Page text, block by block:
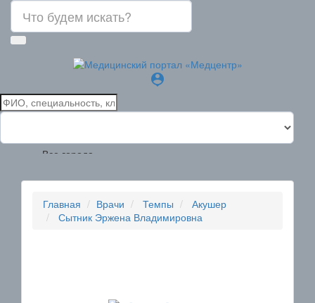
person_pin
Все города
Главная Врачи Темпы
Акушер
Сытник Эржена Владимировна